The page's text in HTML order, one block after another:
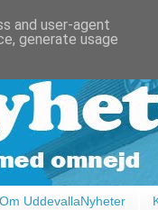
Om UddevallaNyheter
and user-agent
generate usage